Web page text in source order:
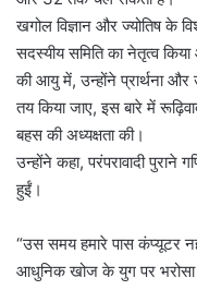
खगोल विज्ञान और ज्योतिष के
सदस्यीय समिति का नेतृत्व
की आयु में, उन्होंने प्रार्थना
तय किया जाए, इस बारे में
बहस की अध्यक्षता की।
उन्होंने कहा, परंपरावादी
हुईं।
“उस समय हमारे पास कंप्यूटर
आधुनिक खोज के युग पर भरोसा